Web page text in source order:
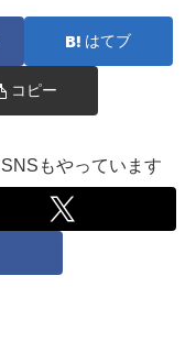
はてブ
コピー
もやっています